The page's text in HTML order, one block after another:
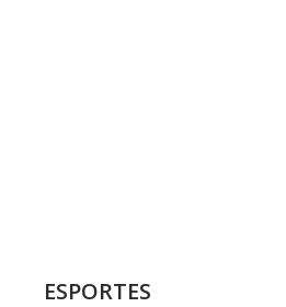
ESPORTES